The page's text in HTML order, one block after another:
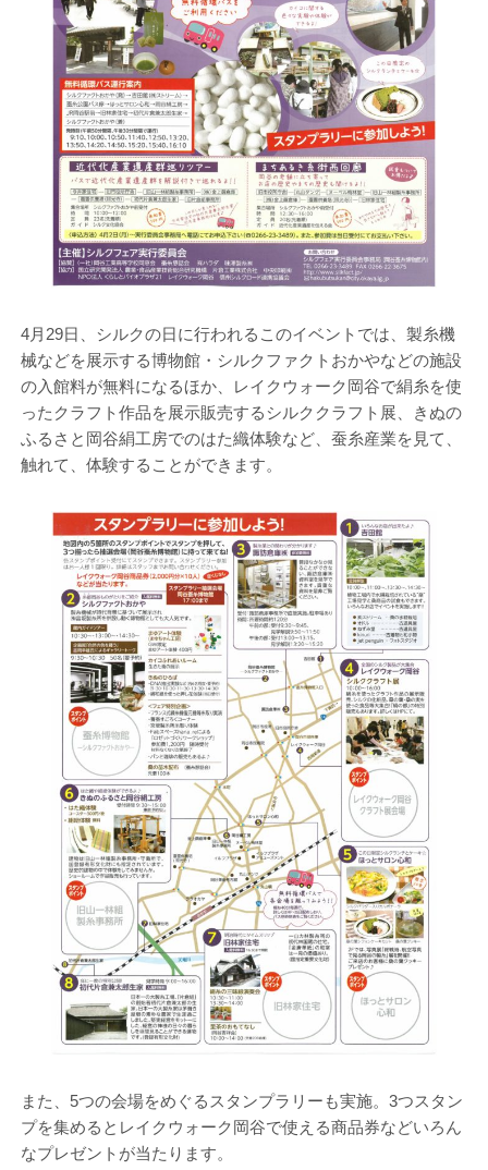
4月29日、シルクの日に行われるこのイベントでは、製糸機
械などを展示する博物館・シルクファクトおかやなどの施設
の入館料が無料になるほか、レイクウォーク岡谷で絹糸を使
ったクラフト作品を展示販売するシルククラフト展、きぬの
ふるさと岡谷絹工房でのはた織体験など、蚕糸産業を見て、
触れて、体験することができます。
また、5つの会場をめぐるスタンプラリーも実施。3つスタン
プを集めるとレイクウォーク岡谷で使える商品券などいろん
なプレゼントが当たります。